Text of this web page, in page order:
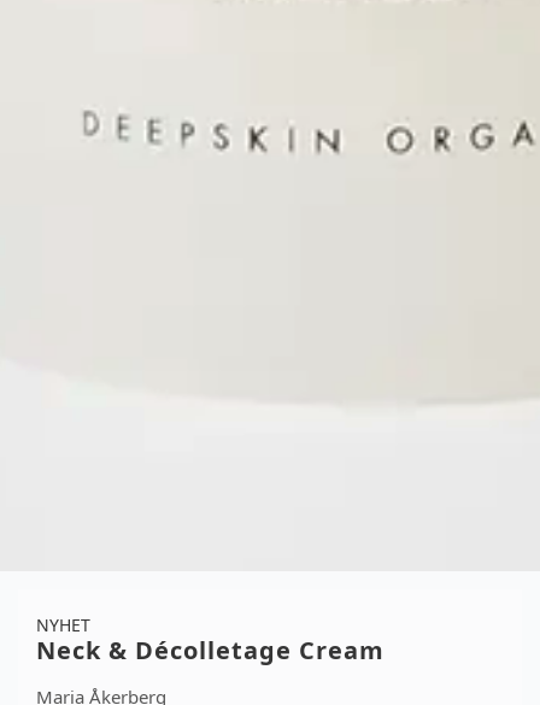
NYHET
Neck & Décolletage Cream
Maria Åkerberg